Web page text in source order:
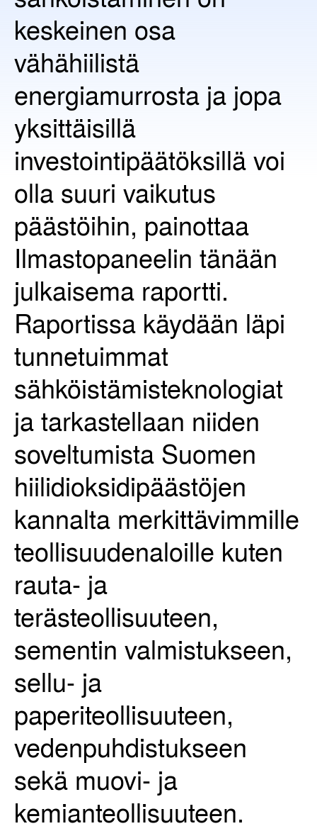
keskeinen osa
vähähiilistä
energiamurrosta ja jopa
yksittäisillä
investointipäätöksillä voi
olla suuri vaikutus
päästöihin, painottaa
Ilmastopaneelin tänään
julkaisema raportti.
Raportissa käydään läpi
tunnetuimmat
sähköistämisteknologiat
ja tarkastellaan niiden
soveltumista Suomen
hiilidioksidipäästöjen
kannalta merkittävimmille
teollisuudenaloille kuten
rauta- ja
terästeollisuuteen,
sementin valmistukseen,
sellu- ja
paperiteollisuuteen,
vedenpuhdistukseen
sekä muovi- ja
kemianteollisuuteen.